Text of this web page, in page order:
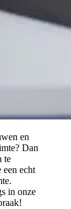
en
Dan
te
echt
in onze